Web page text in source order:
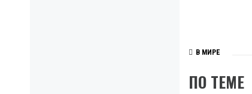
В МИРЕ
ПО ТЕМЕ